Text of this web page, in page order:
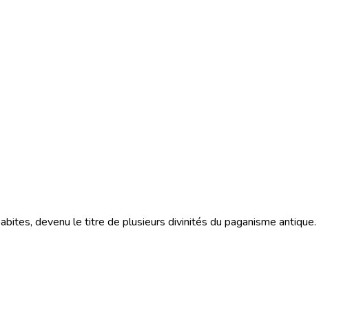
devenu le titre de plusieurs divinités du paganisme antique.